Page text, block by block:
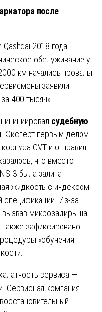
после
2018 года
обслуживание у
км начались провалы
заявили:
400 тысяч».
инициировал судебную
. Эксперт первым делом
CVT и отправил
что вместо
3 была залита
жидкость с индексом
спецификации. Из-за
вызвав микрозадиры на
зафиксировано
«обучения
сервиса —
Сервисная компания